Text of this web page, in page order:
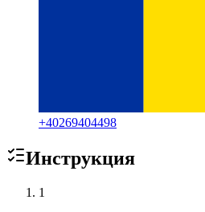
+40269404498
Инструкция
1